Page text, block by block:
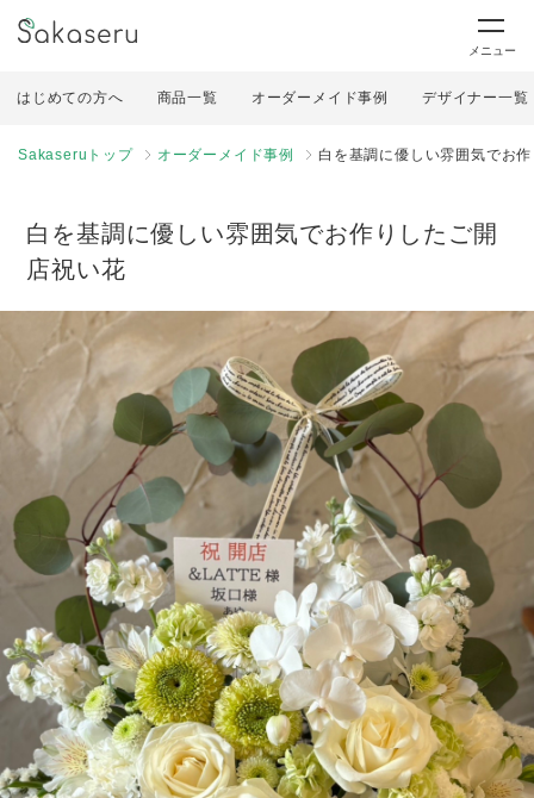
メニュー
はじめての方へ 商品一覧 オーダーメイド事例 デザイナー一覧
Sakaseruトップ オーダーメイド事例 白を基調に優しい雰囲気でお
白を基調に優しい雰囲気でお作りしたご開
店祝い花